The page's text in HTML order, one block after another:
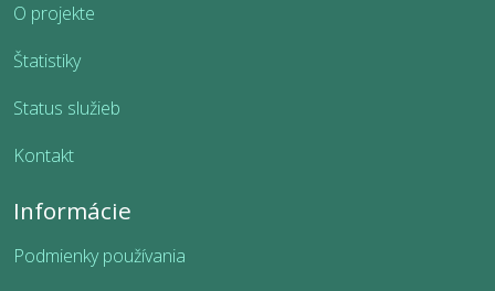
O projekte
Štatistiky
Status služieb
Kontakt
Informácie
Podmienky používania